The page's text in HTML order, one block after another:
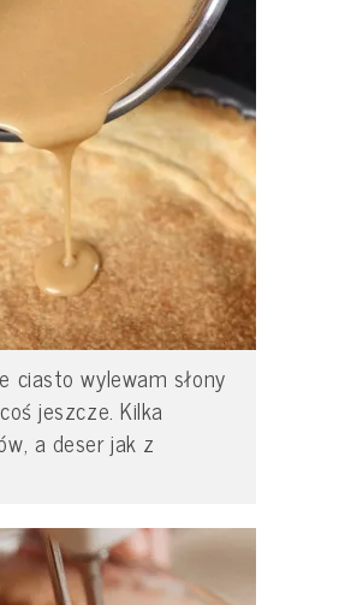
ciasto wylewam słony
jeszcze. Kilka
a deser jak z